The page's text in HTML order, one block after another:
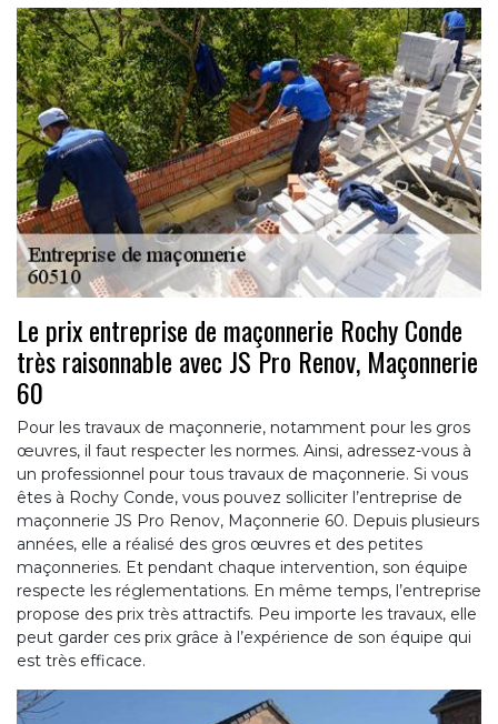
Le prix entreprise de maçonnerie Rochy Conde
très raisonnable avec JS Pro Renov, Maçonnerie
60
Pour les travaux de maçonnerie, notamment pour les gros
œuvres, il faut respecter les normes. Ainsi, adressez-vous à
un professionnel pour tous travaux de maçonnerie. Si vous
êtes à Rochy Conde, vous pouvez solliciter l’entreprise de
maçonnerie JS Pro Renov, Maçonnerie 60. Depuis plusieurs
années, elle a réalisé des gros œuvres et des petites
maçonneries. Et pendant chaque intervention, son équipe
respecte les réglementations. En même temps, l’entreprise
propose des prix très attractifs. Peu importe les travaux, elle
peut garder ces prix grâce à l’expérience de son équipe qui
est très efficace.